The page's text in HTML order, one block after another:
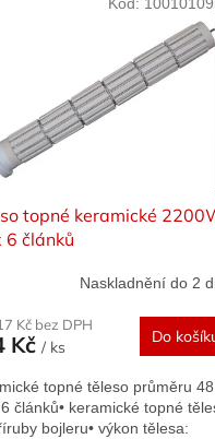
topné keramické
6 článků
Naskladnění do 2
Kč bez DPH
Kč/ ks
Do
topné těleso průměru 48
článků• keramické topné
bojleru• výkon tělesa: